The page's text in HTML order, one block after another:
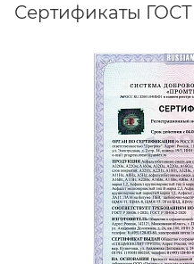
Сертификаты ГОСТ